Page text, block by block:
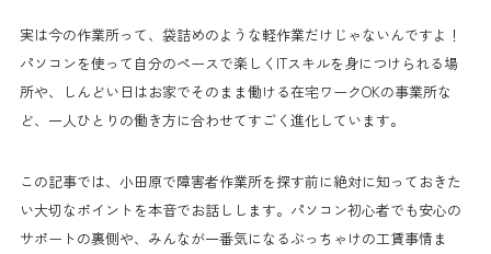
実は今の作業所って、袋詰めのような軽作業だけじゃないんですよ！
パソコンを使って自分のペースで楽しくITスキルを身につけられる場
所や、しんどい日はお家でそのまま働ける在宅ワークOKの事業所な
ど、一人ひとりの働き方に合わせてすごく進化しています。
この記事では、小田原で障害者作業所を探す前に絶対に知っておきた
い大切なポイントを本音でお話しします。パソコン初心者でも安心の
サポートの裏側や、みんなが一番気になるぶっちゃけの工賃事情ま